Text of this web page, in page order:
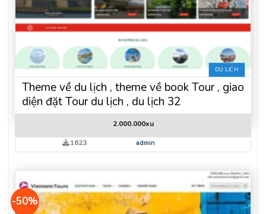
DU LỊCH
Theme về du lịch , theme về book Tour , giao
diện đặt Tour du lịch , du lịch 32
2.000.000xu
1623
admin
-50%